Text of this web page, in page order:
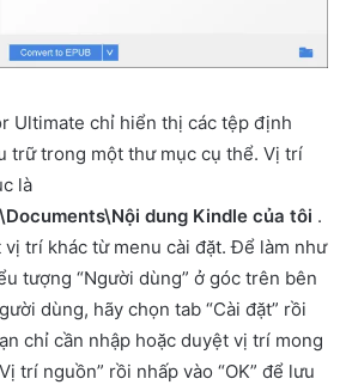
Ultimate chỉ hiển thị các tệp định
trữ trong một thư mục cụ thể. Vị trí
là
dung Kindle của tôi .
trí khác từ menu cài đặt. Để làm như
tượng “Người dùng” ở góc trên bên
dùng, hãy chọn tab “Cài đặt” rồi
chỉ cần nhập hoặc duyệt vị trí mong
trí nguồn” rồi nhấp vào “OK” để lưu